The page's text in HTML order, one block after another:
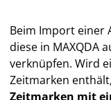
Beim Import einer
diese in MAXQDA
verknüpfen. Wird
Zeitmarken
Zeitmarken mit